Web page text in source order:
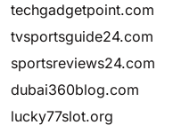
techgadgetpoint.com
tvsportsguide24.com
sportsreviews24.com
dubai360blog.com
lucky77slot.org